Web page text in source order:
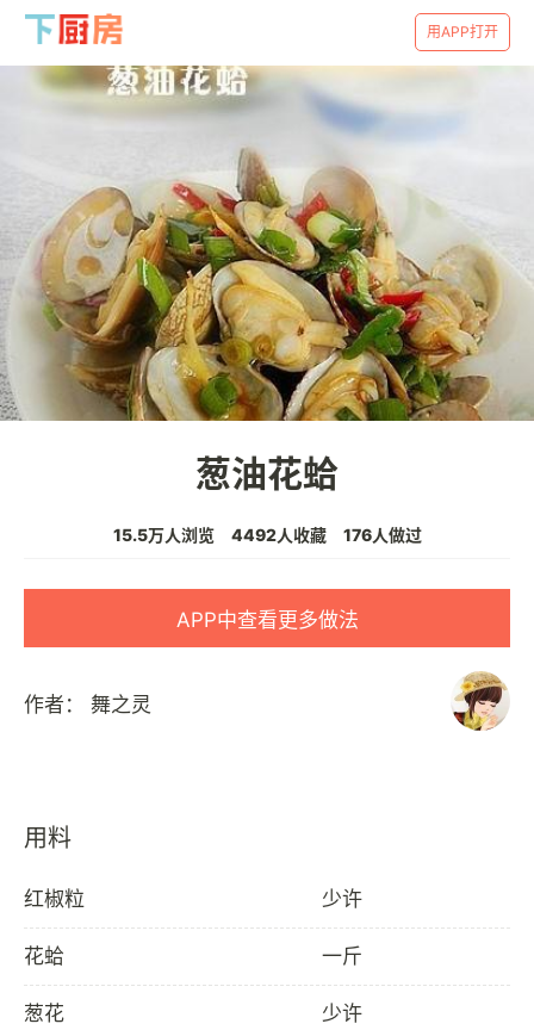
用APP打开
葱油花蛤
15.5万人浏览 4492人收藏 176人做过
APP中查看更多做法
作者： 舞之灵
用料
红椒粒 少许
花蛤 一斤
葱花 少许